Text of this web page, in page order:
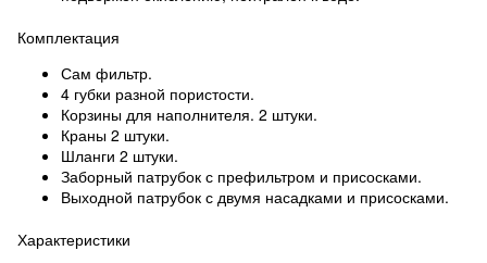
Комплектация
Сам фильтр.
4 губки разной пористости.
Корзины для наполнителя. 2 штуки.
Краны 2 штуки.
Шланги 2 штуки.
Заборный патрубок с префильтром и присосками.
Выходной патрубок с двумя насадками и присосками.
Характеристики